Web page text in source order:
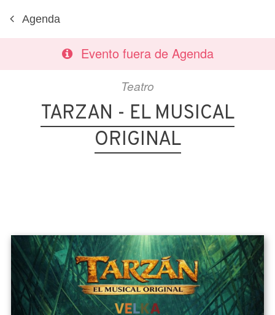
Agenda
Evento fuera de Agenda
Teatro
TARZAN - EL MUSICAL
ORIGINAL